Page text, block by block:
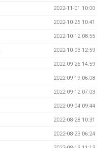
2022-11-01 10:00
2022-10-25 10:41
2022-10-12 08:55
2022-10-03 12:59
2022-09-26 14:59
2022-09-19 06:08
2022-09-12 07:03
2022-09-04 09:44
2022-08-28 10:31
2022-08-23 06:24